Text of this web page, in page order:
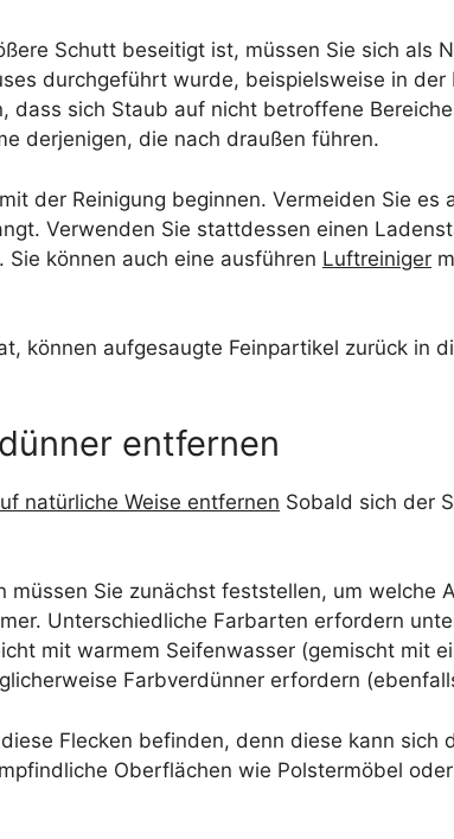
Schutt beseitigt ist, müssen Sie sich als
durchgeführt wurde, beispielsweise in
dass sich Staub auf nicht betroffene
derjenigen, die nach draußen führen.
der Reinigung beginnen. Vermeiden Sie
Verwenden Sie stattdessen einen
können auch eine ausführen Luftreiniger
können aufgesaugte Feinpartikel zurück in
entfernen
natürliche Weise entfernen Sobald sich der
Sie zunächst feststellen, um welche
Unterschiedliche Farbarten erfordern
mit warmem Seifenwasser (gemischt mit
Farbverdünner erfordern
Flecken befinden, denn diese kann
Oberflächen wie Polstermöbel